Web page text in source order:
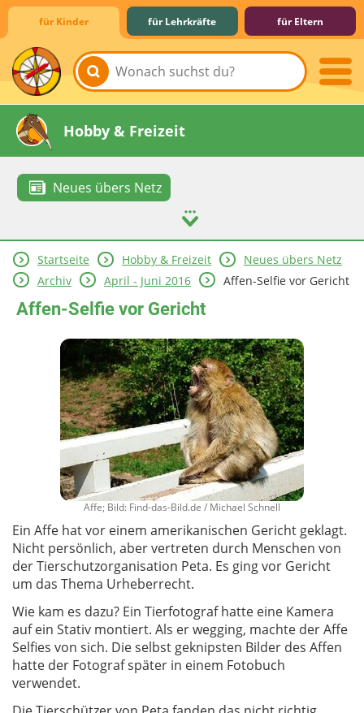
für Kinder für Lehrkräfte für Eltern
Lernen & Schule
Hobby & Freizeit
Neues übers Netz
Spiel & Spaß
Mitreden & Mitmachen
Startseite Hobby & Freizeit
Neues übers Netz
Archiv
April - Juni 2016 Affen-Selfie vor Gericht
Affen-Selfie vor Gericht
Affe; Bild: Find-das-Bild.de / Michael Schnell
Ein Affe hat vor einem amerikanischen Gericht geklagt.
Nicht persönlich, aber vertreten durch Menschen von
der Tierschutzorganisation Peta. Es ging vor Gericht
um das Thema Urheberrecht.
Wie kam es dazu? Ein Tierfotograf hatte eine Kamera
auf ein Stativ montiert. Als er wegging, machte der Affe
Selfies von sich. Die selbst geknipsten Bilder des Affen
hatte der Fotograf später in einem Fotobuch
verwendet.